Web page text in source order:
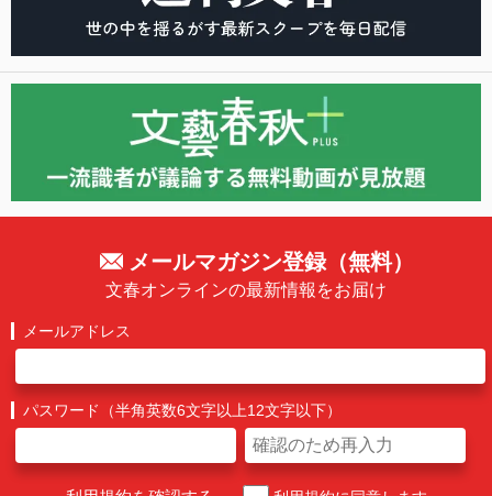
メールマガジン登録（無料）
文春オンラインの最新情報をお届け
メールアドレス
パスワード（半角英数6文字以上12文字以下）